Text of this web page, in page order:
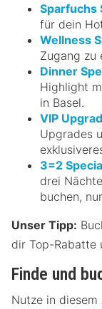
Sparfuchs
für dein
Wellness
Zugang zu
Dinner
Highlight
in Basel.
VIP
Upgrades
3=2
drei
buchen,
Unser Tipp:
dir Top-Rabatte
Finde und
Nutze in